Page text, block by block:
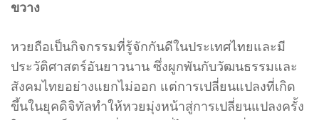
ขวาง
หวยถือเป็นกิจกรรมที่รู้จักกันดีในประเทศไทยและมี
ประวัติศาสตร์อันยาวนาน ซึ่งผูกพันกับวัฒนธรรมและ
สังคมไทยอย่างแยกไม่ออก แต่การเปลี่ยนแปลงที่เกิด
ขึ้นในยุคดิจิทัลทำให้หวยมุ่งหน้าสู่การเปลี่ยนแปลงครั้ง